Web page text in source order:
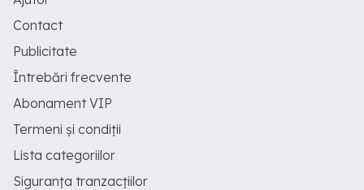
Contact
Publicitate
Întrebări frecvente
Abonament VIP
Termeni și condiții
Lista categoriilor
Siguranța tranzacțiilor